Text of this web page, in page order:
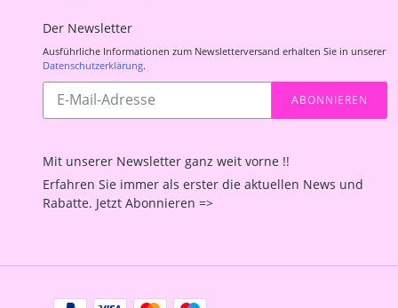
Der Newsletter
Ausführliche Informationen zum Newsletterversand erhalten Sie in unserer
Datenschutzerklärung.
Abonnieren
unsere
ABONNIEREN
Mit unserer Newsletter ganz weit vorne !!
Erfahren Sie immer als erster die aktuellen News und
Rabatte. Jetzt Abonnieren =>